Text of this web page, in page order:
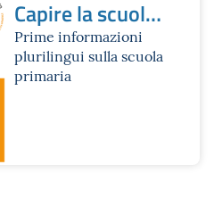
Capire la scuola
primaria
Prime informazioni
plurilingui sulla scuola
primaria